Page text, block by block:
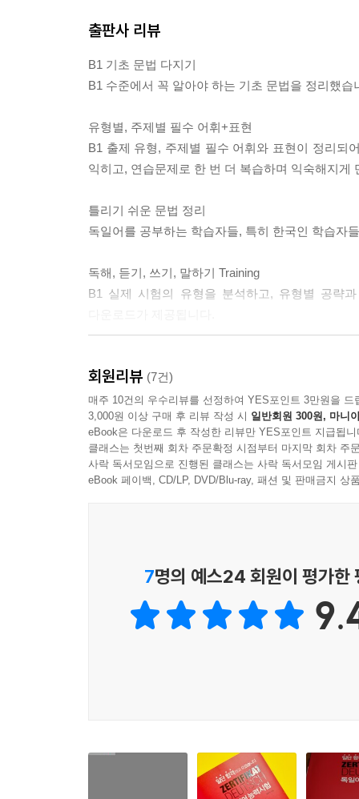
출판사 리뷰
B1 기초 문법 다지기
B1 수준에서 꼭 알아야 하는 기초 문법을 정리했
유형별, 주제별 필수 어휘+표현
B1 출제 유형, 주제별 필수 어휘와 표현이 정리되
익히고, 연습문제로 한 번 더 복습하며 익숙해지게
틀리기 쉬운 문법 정리
독일어를 공부하는 학습자들, 특히 한국인 학습자
독해, 듣기, 쓰기, 말하기 Training
B1 실제 시험의 유형을 분석하고, 유형별 공략
60일 완성 커리큘럼의 시원스쿨 독일어 동영상 강
회원리뷰 (7건)
매주 10건의 우수리뷰를 선정하여 YES포인트 3만원을 드
3,000원 이상 구매 후 리뷰 작성 시 일반회원 300원, 마니
eBook은 다운로드 후 작성한 리뷰만 YES포인트 지급됩니
클래스는 첫번째 회차 주문확정 시점부터 마지막 회차 주
사락 독서모임으로 진행된 클래스는 사락 독서모임 게시
eBook 페이백, CD/LP, DVD/Blu-ray, 패션 및 판매금지 상
7명의 예스24 회원이 평가한